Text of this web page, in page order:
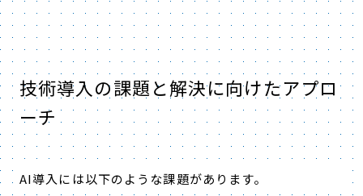
技術導入の課題と解決に向けたアプロ
ーチ
AI導入には以下のような課題があります。